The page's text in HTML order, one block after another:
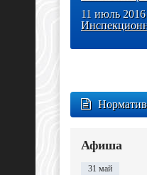
11 июль 2016
Афиша
31 май